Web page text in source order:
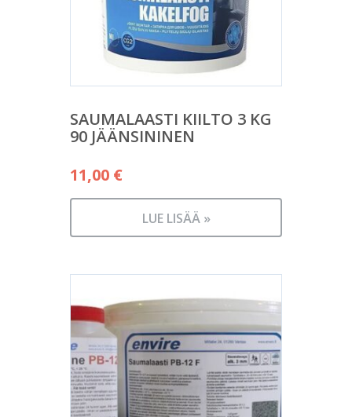
SAUMALAASTI KIILTO 3 KG
90 JÄÄNSININEN
11,00 €
LUE LISÄÄ »